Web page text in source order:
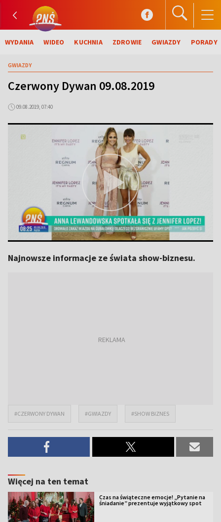
WYDANIA WIDEO KUCHNIA ZDROWIE GWIAZDY PORADY
GWIAZDY
Czerwony Dywan 09.08.2019
09.08.2019, 07:40
Najnowsze informacje ze świata show-biznesu.
#CZERWONY DYWAN #GWIAZDY #SHOW BIZNES
Więcej na ten temat
Czas na świąteczne emocje! „Pytanie na
śniadanie” prezentuje wyjątkowy spot